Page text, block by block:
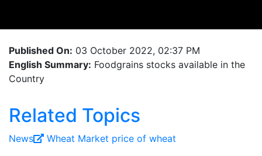
Published On: 03 October 2022, 02:37 PM
English Summary: Foodgrains stocks available in the
Country
Related Topics
News Wheat Market price of wheat